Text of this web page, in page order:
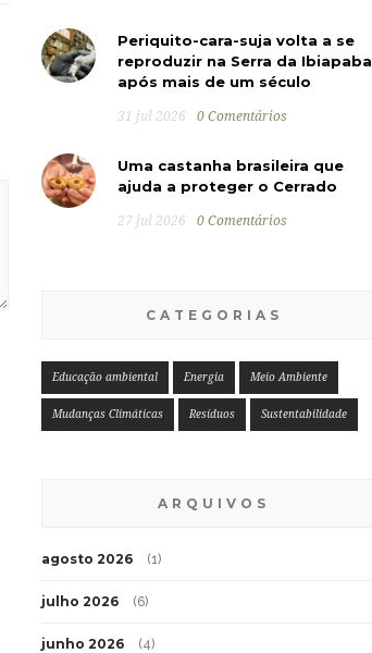
Periquito-cara-suja volta a se
reproduzir na Serra da Ibiapaba
após mais de um século
31 jul 2026 0 Comentários
Uma castanha brasileira que
ajuda a proteger o Cerrado
27 jul 2026 0 Comentários
CATEGORIAS
Educação ambiental Energia Meio Ambiente
Mudanças Climáticas Resíduos Sustentabilidade
ARQUIVOS
agosto 2026 (1)
julho 2026 (6)
junho 2026 (4)